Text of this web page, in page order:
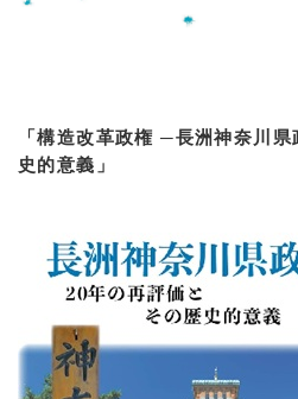
「構造改革政権 ─長洲神奈川
史的意義」